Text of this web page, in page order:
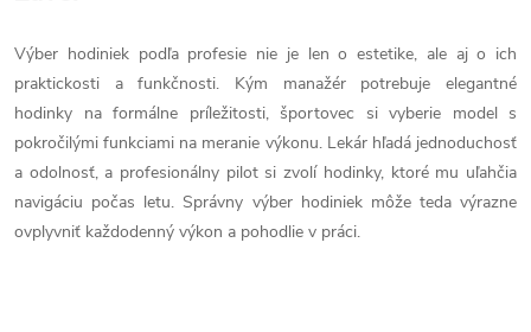
Výber hodiniek podľa profesie nie je len o estetike, ale aj o ich
praktickosti a funkčnosti. Kým manažér potrebuje elegantné
hodinky na formálne príležitosti, športovec si vyberie model s
pokročilými funkciami na meranie výkonu. Lekár hľadá jednoduchosť
a odolnosť, a profesionálny pilot si zvolí hodinky, ktoré mu uľahčia
navigáciu počas letu. Správny výber hodiniek môže teda výrazne
ovplyvniť každodenný výkon a pohodlie v práci.